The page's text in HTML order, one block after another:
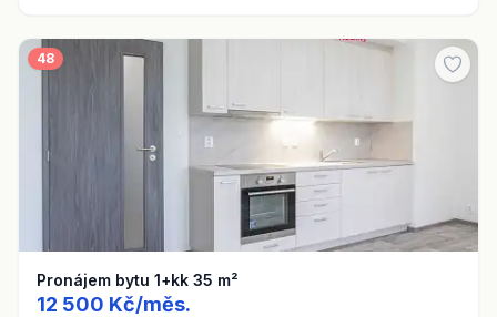
48
Pronájem bytu 1+kk 35 m²
12 500 Kč/měs.